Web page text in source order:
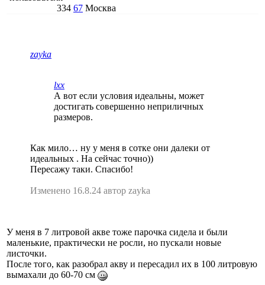
334 67 Москва
zayka
lxx
А вот если условия идеальны, может
достигать совершенно неприличных
размеров.
Как мило… ну у меня в сотке они далеки от
идеальных . На сейчас точно))
Пересажу таки. Спасибо!
Изменено 16.8.24 автор zayka
У меня в 7 литровой акве тоже парочка сидела и были
маленькие, практически не росли, но пускали новые
листочки.
После того, как разобрал акву и пересадил их в 100 литровую
вымахали до 60-70 см